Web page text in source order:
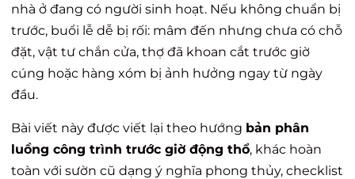
nhà ở đang có người sinh hoạt. Nếu không chuẩn bị
trước, buổi lễ dễ bị rối: mâm đến nhưng chưa có chỗ
đặt, vật tư chắn cửa, thợ đã khoan cắt trước giờ
cúng hoặc hàng xóm bị ảnh hưởng ngay từ ngày
đầu.
Bài viết này được viết lại theo hướng bản phân
luồng công trình trước giờ động thổ, khác hoàn
toàn với sườn cũ dạng ý nghĩa phong thủy, checklist